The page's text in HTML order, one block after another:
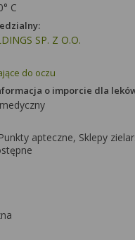
C
SP. Z O.O.
do oczu
o imporcie dla
apteczne, Sklepy